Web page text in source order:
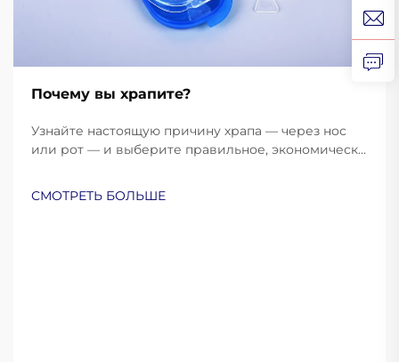
Почему вы храпите?
Узнайте настоящую причину храпа — через нос
или рот — и выберите правильное, экономически
сейчас.
СМОТРЕТЬ БОЛЬШЕ